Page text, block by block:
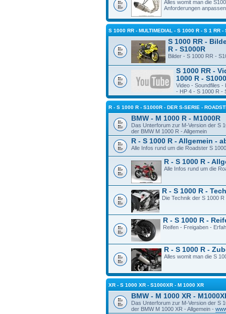
Alles womit man die
Anforderungen
S 1000 RR - MULTIMEDIAL - S 1000 R - S 1 RR -
S 1000 RR -
R - S1000R
Bilder - S 1000 RR -
S 1000 RR -
1000 R -
Video - Soundfiles -
- HP 4 - S 1000 R -
R - S 1000 R - S1000R - DER S-SERIE -
BMW - M 1000 R - M1000R
Das Unterforum zur M-Version der S
der BMW M 1000 R - Allgemein
R - S 1000 R - Allgemein -
Alle Infos rund um die Roadster S
R - S 1000 R -
Alle Infos rund um die
R - S 1000 R -
Die Technik der S 1000
R - S 1000 R -
Reifen - Freigaben -
R - S 1000 R -
Alles womit man die S
XR - S 1000 XR - S1000XR - M 1000 XR
BMW - M 1000 XR -
Das Unterforum zur M-Version der S
der BMW M 1000 XR - Allgemein -